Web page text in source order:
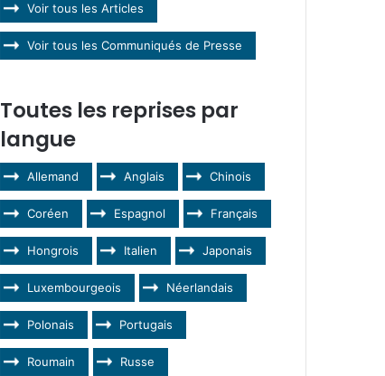
Voir tous les Articles
Voir tous les Communiqués de Presse
Toutes les reprises par
langue
Allemand Anglais Chinois
Coréen Espagnol Français
Hongrois Italien Japonais
Luxembourgeois Néerlandais
Polonais Portugais
Roumain Russe